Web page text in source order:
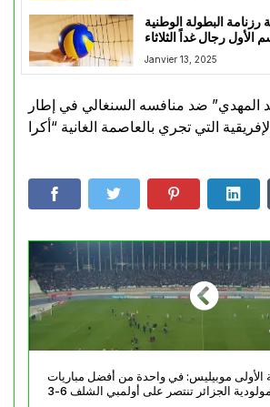
رزنامة البطولة الوطنية
الأول رجال غداً الثلاثاء
Janvier 13, 2025
المهدي” ضد منافسه السنغالي في إطار
الأولى موبيليس: في واحدة من أفضل مباريات
الجزائر تنتصر على أولمبي الشلف 6-3